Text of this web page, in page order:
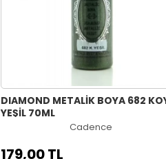
DIAMOND METALİK BOYA 682
YEŞİL 70ML
Cadence
179,00 TL